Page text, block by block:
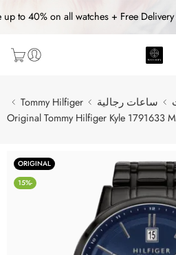
up to 40% on all watches + Free
ساعات رجالية
Tommy Hilfiger
Original Tommy Hilfiger Kyle 1791633
ORIGINAL
-15%